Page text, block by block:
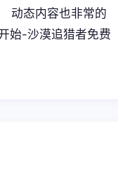
动态内容也非常的
始-沙漠追猎者免费